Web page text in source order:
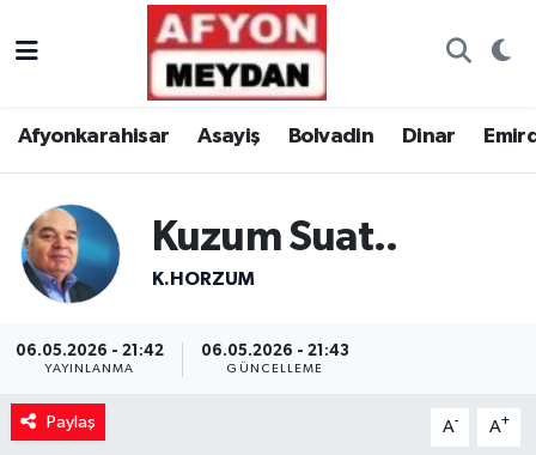
Afyonkarahisar Asayiş Bolvadin Dinar
Kuzum Suat..
K.HORZUM
06.05.2026 - 21:42
YAYINLANMA
06.05.2026 - 21:43
GÜNCELLEME
Paylaş A- A+
Nöbetçi Eczaneler
Trafik Durumu
Süper Lig Puan Durumu ve Fikstür